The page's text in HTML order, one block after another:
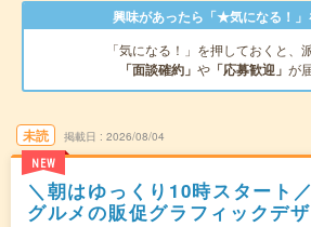
興味があったら「★気になる！」
「気になる！」を押しておくと、
「面談確約」 や 「応募歓迎」 が
未読
NEW
掲載日 2026/08/04
＼朝はゆっくり10時スタート
グルメの販促グラフィックデザ